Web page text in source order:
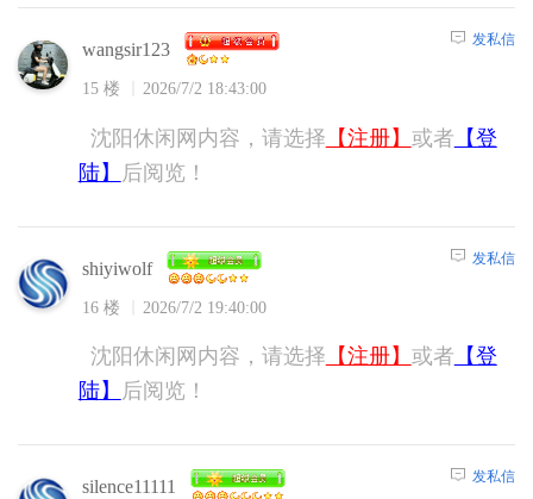
wangsir123
15 楼 2026/7/2 18:43:00
发私信
沈阳休闲网内容，请选择 【注册】 或者 【登
陆】
后阅览！
shiyiwolf
16 楼 2026/7/2 19:40:00
发私信
沈阳休闲网内容，请选择 【注册】 或者 【登
陆】
后阅览！
silence11111 发私信